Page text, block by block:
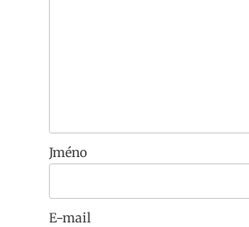
Jméno
E-mail